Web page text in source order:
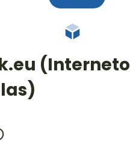
(Interneto